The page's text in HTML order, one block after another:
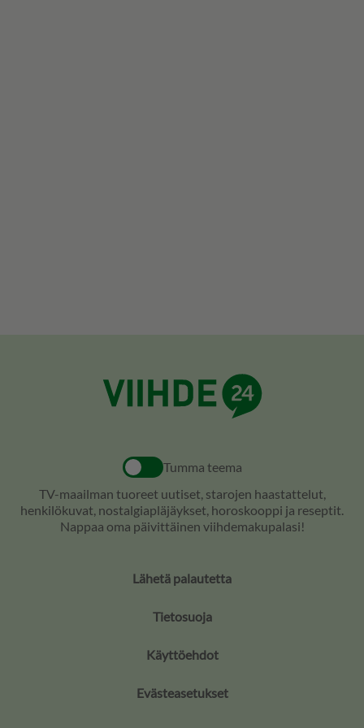
Tumma teema
TV-maailman tuoreet uutiset, starojen haastattelut,
henkilökuvat, nostalgiapläjäykset, horoskooppi ja reseptit.
Nappaa oma päivittäinen viihdemakupalasi!
Lähetä palautetta
Tietosuoja
Käyttöehdot
Evästeasetukset